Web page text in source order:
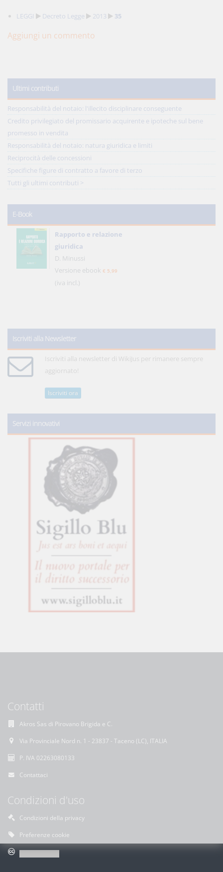
LEGGI Decreto Legge 2013 35
Aggiungi un commento
Ultimi contributi
Responsabilità del notaio: l'illecito disciplinare conseguente
Credito privilegiato del promissario acquirente e ipoteche sul bene
promesso in vendita
Responsabilità del notaio: natura giuridica e limiti
Reciprocità delle concessioni
Specifiche figure di contratto a favore di terzo
Tutti gli ultimi contributi >
E-Book
Rapporto e relazione
giuridica
D. Minussi
Versione ebook € 5,99
(iva incl.)
Iscriviti alla Newsletter
Iscriviti alla newsletter di WikiJus per rimanere sempre
aggiornato!
Iscriviti ora
Servizi innovativi
Contatti
Akros Sas di Pirovano Brigida e C.
Via Provinciale Nord n. 1 - 23837 - Taceno (LC), ITALIA
P. IVA 02263080133
Contattaci
Condizioni d'uso
Condizioni della privacy
Preferenze cookie